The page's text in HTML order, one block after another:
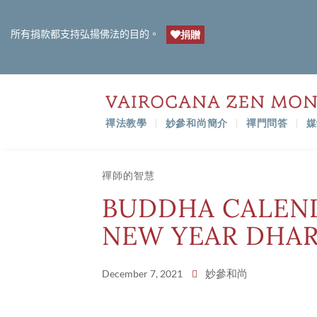
所有捐款都支持弘揚佛法的目的。 捐贈
禪法教學 妙參和尚簡介 禪門問答
禪師的智慧
BUDDHA
NEW YEAR
December 7, 2021 妙參和尚